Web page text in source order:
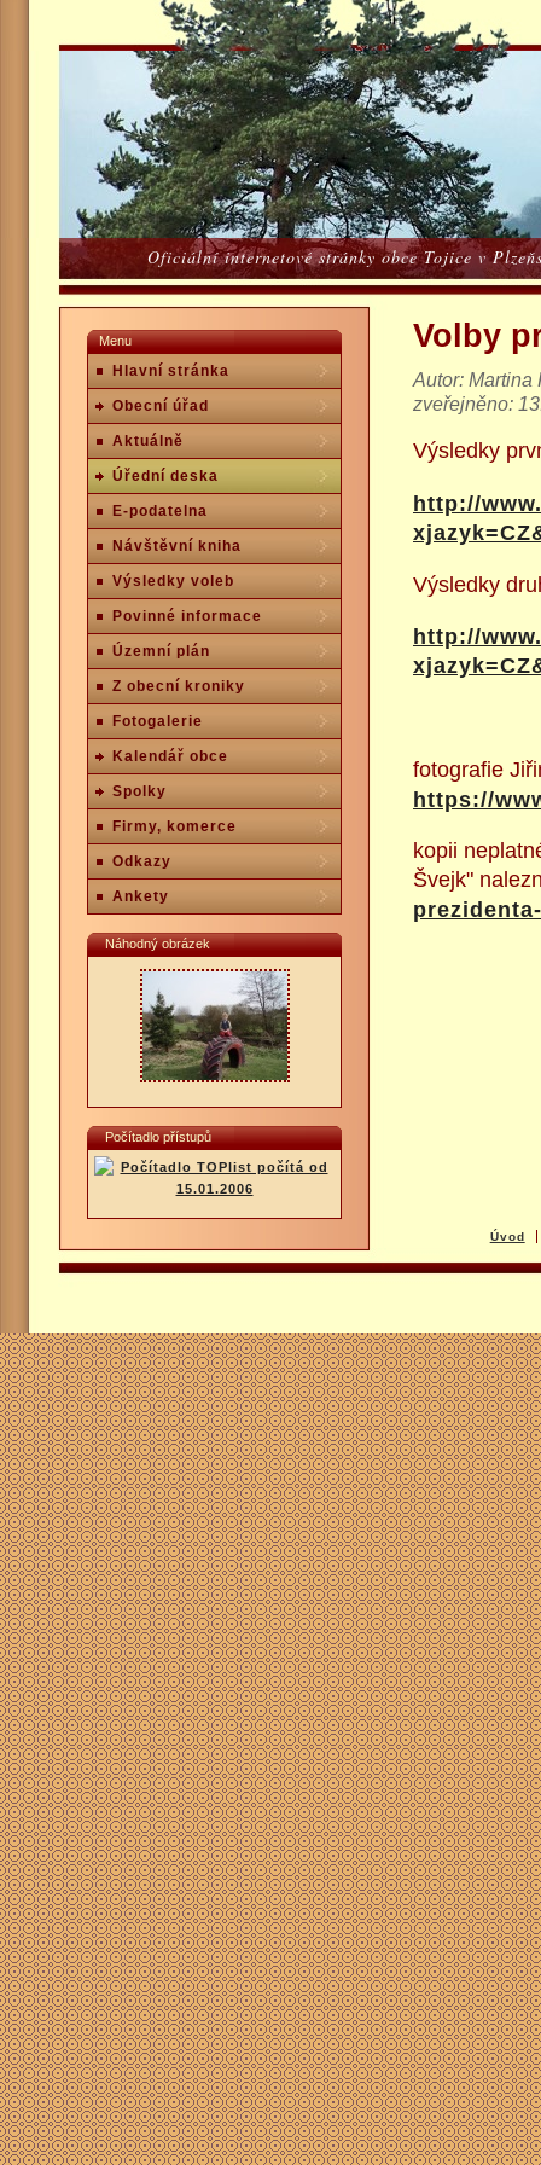
Oficiální internetové stránky obce Tojice v
Volby
Autor: Martina
zveřejněno:
Výsledky
http://
Výsledky
http://
fotografie
https://
kopii
Švejk"
Menu
Hlavní stránka
Obecní úřad
Aktuálně
Úřední deska
E-podatelna
Návštěvní kniha
Výsledky voleb
Povinné informace
Územní plán
Z obecní kroniky
Fotogalerie
Kalendář obce
Spolky
Firmy, komerce
Odkazy
Ankety
Náhodný obrázek
Počítadlo přístupů
Úvod